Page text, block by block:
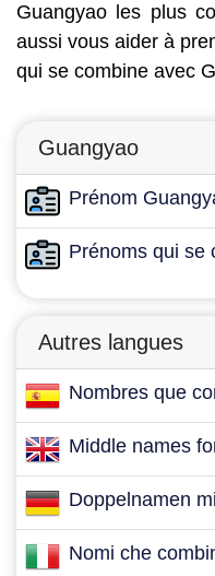
Guangyao les plus
aussi vous aider à
qui se combine avec
Guangyao
Prénom
Prénoms qui se
Autres langues
Nombres que
Middle names
Doppelnamen
Nomi che